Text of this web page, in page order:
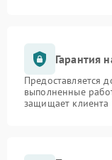
Гарантия
Предоставляется
выполненные
защищает клиента